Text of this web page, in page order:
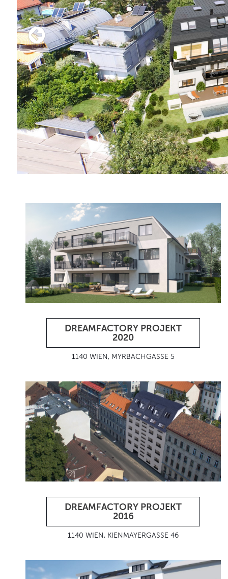
DREAMFACTORY PROJEKT
2020
1140 WIEN, MYRBACHGASSE 5
DREAMFACTORY PROJEKT
2016
1140 WIEN, KIENMAYERGASSE 46